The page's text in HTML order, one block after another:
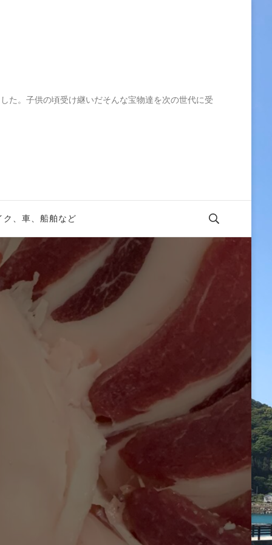
た。子供の頃受け継いだそんな宝物達を次の世代に受
ク、車、船舶など